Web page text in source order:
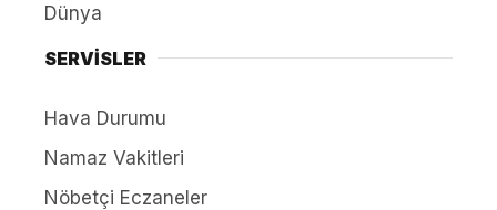
Dünya
SERVİSLER
Hava Durumu
Namaz Vakitleri
Nöbetçi Eczaneler